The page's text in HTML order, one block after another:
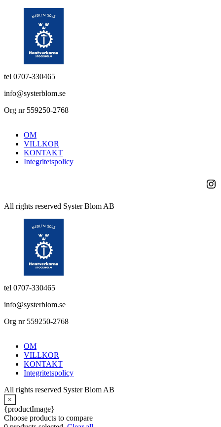
tel 0707-330465
info@systerblom.se
Org nr 559250-2768
OM
VILLKOR
KONTAKT
Integritetspolicy
All rights reserved Syster Blom AB
tel 0707-330465
info@systerblom.se
Org nr 559250-2768
OM
VILLKOR
KONTAKT
Integritetspolicy
All rights reserved Syster Blom AB
×
{productImage}
Choose products to compare